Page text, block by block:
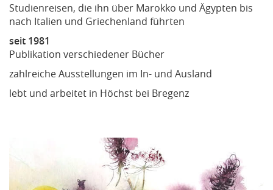
Studienreisen, die ihn über Marokko und Ägypten bis
nach Italien und Griechenland führten
seit 1981
Publikation verschiedener Bücher
zahlreiche Ausstellungen im In- und Ausland
lebt und arbeitet in Höchst bei Bregenz